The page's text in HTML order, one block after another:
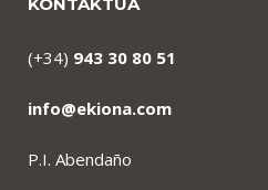
(+34) 943 30 80 51
info@ekiona.com
P.I. Abendaño